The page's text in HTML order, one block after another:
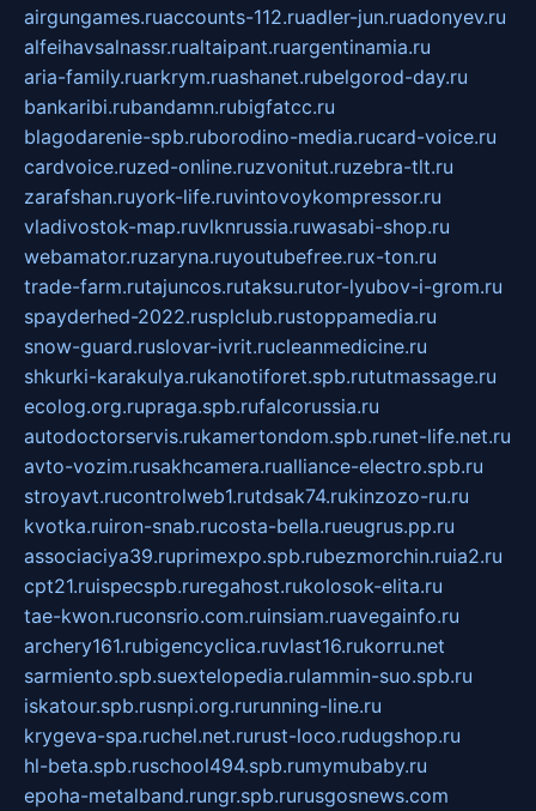
airgungames.ruaccounts-112.ruadler-jun.ruadonyev.ru
alfeihavsalnassr.rualtaipant.ruargentinamia.ru
aria-family.ruarkrym.ruashanet.rubelgorod-day.ru
bankaribi.rubandamn.rubigfatcc.ru
blagodarenie-spb.ruborodino-media.rucard-voice.ru
cardvoice.ruzed-online.ruzvonitut.ruzebra-tlt.ru
zarafshan.ruyork-life.ruvintovoykompressor.ru
vladivostok-map.ruvlknrussia.ruwasabi-shop.ru
webamator.ruzaryna.ruyoutubefree.rux-ton.ru
trade-farm.rutajuncos.rutaksu.rutor-lyubov-i-grom.ru
spayderhed-2022.rusplclub.rustoppamedia.ru
snow-guard.ruslovar-ivrit.rucleanmedicine.ru
shkurki-karakulya.rukanotiforet.spb.rututmassage.ru
ecolog.org.rupraga.spb.rufalcorussia.ru
autodoctorservis.rukamertondom.spb.runet-life.net.ru
avto-vozim.rusakhcamera.rualliance-electro.spb.ru
stroyavt.rucontrolweb1.rutdsak74.rukinzozo-ru.ru
kvotka.ruiron-snab.rucosta-bella.rueugrus.pp.ru
associaciya39.ruprimexpo.spb.rubezmorchin.ruia2.ru
cpt21.ruispecspb.ruregahost.rukolosok-elita.ru
tae-kwon.ruconsrio.com.ruinsiam.ruavegainfo.ru
archery161.rubigencyclica.ruvlast16.rukorru.net
sarmiento.spb.suextelopedia.rulammin-suo.spb.ru
iskatour.spb.rusnpi.org.rurunning-line.ru
krygeva-spa.ruchel.net.rurust-loco.rudugshop.ru
hl-beta.spb.ruschool494.spb.rumymubaby.ru
epoha-metalband.rungr.spb.rurusgosnews.com